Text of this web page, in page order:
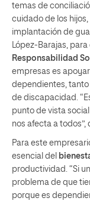
temas de
cuidado de los
implantación de
López-Barajas,
Responsabilidad
empresas es
dependientes,
de discapacidad.
punto de vista
nos afecta a todos”,
Para este
esencial del
productividad. “Si
problema de que
porque es